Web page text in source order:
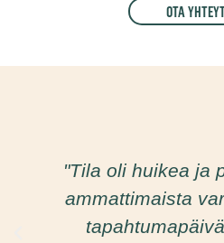
OTA
"Tila oli huikea ja
ammattimaista